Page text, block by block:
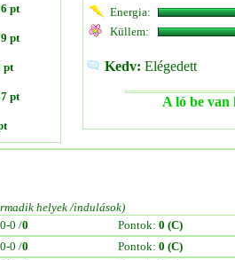
pt
pt
pt
pt
Energia:
Küllem:
Kedv: Elégedett
A ló be van
helyek /indulások)
0 /0 Pontok: 0 (C)
0 /0 Pontok: 0 (C)